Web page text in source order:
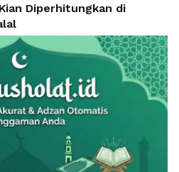
Diperhitungkan di